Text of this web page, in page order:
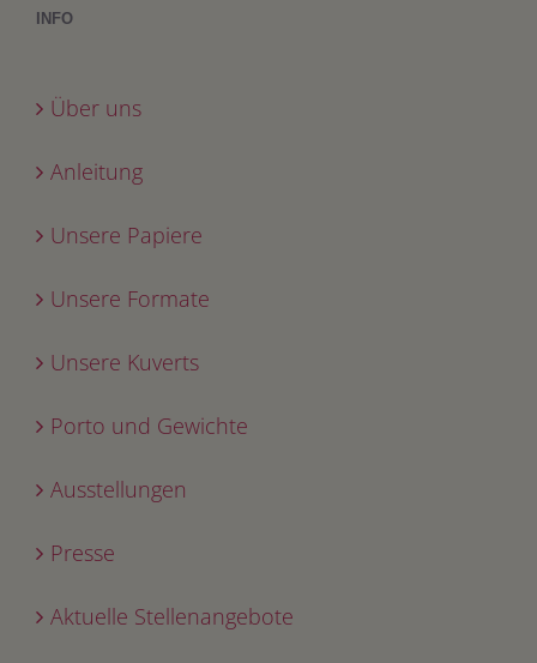
INFO
Über uns
Anleitung
Unsere Papiere
Unsere Formate
Unsere Kuverts
Porto und Gewichte
Ausstellungen
Presse
Aktuelle Stellenangebote